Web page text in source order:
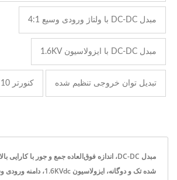
مبدل DC-DC با ولتاژ ورودی وسیع 4:1
مبدل DC-DC با ایزولاسیون 1.6KV
تبدیل توان خروجی تنظیم شده کنورتر DC-DC 10 وات